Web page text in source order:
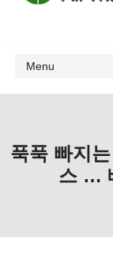
푹푹 빠지
스 …